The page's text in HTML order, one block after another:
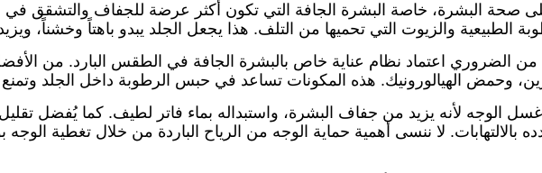
على صحة البشرة، خاصة البشرة الجافة التي تكون أكثر عرضة للجفاف والتشقق
الطبيعية والزيوت التي تحميها من التلف. هذا يجعل الجلد يبدو باهتاً وخشناً،
اعتماد نظام عناية خاص بالبشرة الجافة في الطقس البارد. من
وحمض الهيالورونيك. هذه المكونات تساعد في حبس الرطوبة داخل الجلد وتمنع
الوجه لأنه يزيد من جفاف البشرة، واستبداله بماء فاتر لطيف. كما يُفضل
بالالتهابات. لا ننسى أهمية حماية الوجه من الرياح الباردة من خلال تغطية